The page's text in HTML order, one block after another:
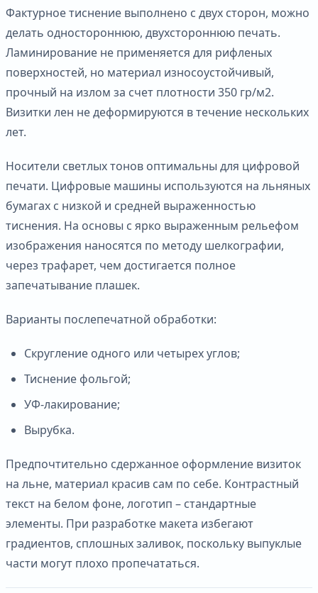
Фактурное тиснение выполнено с двух сторон, можно
делать одностороннюю, двухстороннюю печать.
Ламинирование не применяется для рифленых
поверхностей, но материал износоустойчивый,
прочный на излом за счет плотности 350 гр/м2.
Визитки лен не деформируются в течение нескольких
лет.
Носители светлых тонов оптимальны для цифровой
печати. Цифровые машины используются на льняных
бумагах с низкой и средней выраженностью
тиснения. На основы с ярко выраженным рельефом
изображения наносятся по методу шелкографии,
через трафарет, чем достигается полное
запечатывание плашек.
Варианты послепечатной обработки:
Скругление одного или четырех углов;
Тиснение фольгой;
УФ-лакирование;
Вырубка.
Предпочтительно сдержанное оформление визиток
на льне, материал красив сам по себе. Контрастный
текст на белом фоне, логотип – стандартные
элементы. При разработке макета избегают
градиентов, сплошных заливок, поскольку выпуклые
части могут плохо пропечататься.